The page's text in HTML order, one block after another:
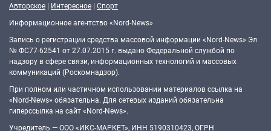
Авторское | Интересное | Спорт
Информационное агентство «Nord-News»
Запись о регистрации средства массовой информации «Nord-News» Эл
№ ФС77-62541 от 27.07.2015 г. выдано Федеральной службой по
надзору в сфере связи, информационных технологий и массовых
коммуникаций (Роскомнадзор).
При полном или частичном использовании материалов ссылка на
«Nord-News» обязательна. Для сетевых изданий обязательна
гиперссылка на сайт «Nord-News».
Учредитель — ООО «ИКС-МАРКЕТ», ИНН 5190310423, ОГРН